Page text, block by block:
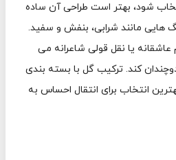
شود، بهتر است طراحی آن ساده
هایی مانند شرابی، بنفش و سفید.
یا نقل قولی شاعرانه می
کند. ترکیب گل با بسته بندی
انتخاب برای انتقال احساس به